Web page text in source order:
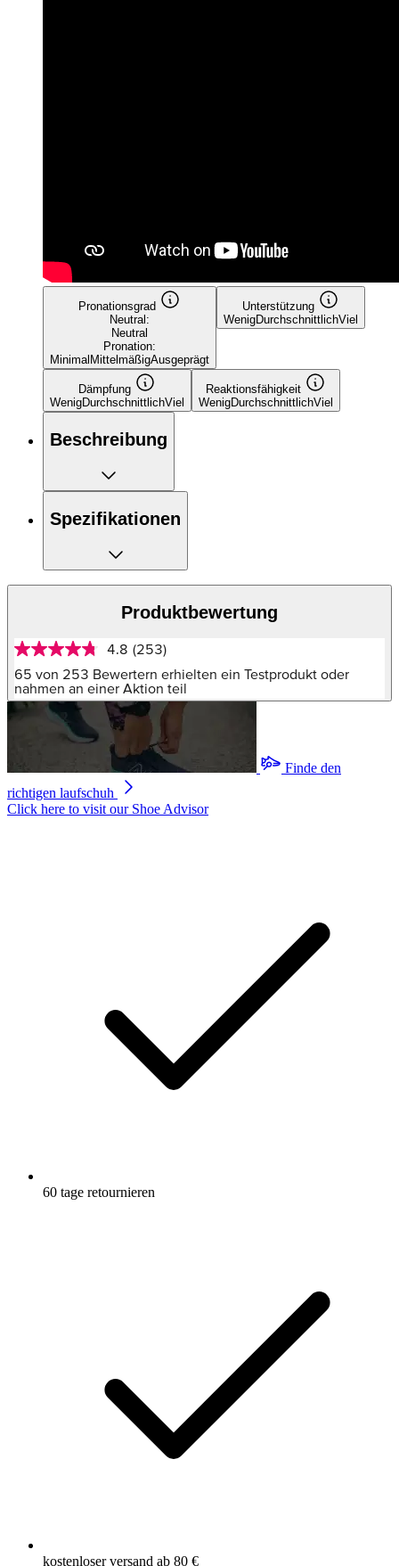
Pronationsgrad
Neutral:
Neutral
Pronation:
Minimal MittelmäßigAusgeprägt
Unterstützung
WenigDurchschnittlichViel
Dämpfung
WenigDurchschnittlichViel
Reaktionsfähigkeit
WenigDurchschnittlichViel
Beschreibung
Spezifikationen
Produktbewertung
4.8
von
5
Sternen,
Durchschnittswert
Bewertung.
253
Link
auf
4.8 (253)
65 von 253 Bewertern erhielten ein Testprodukt oder
nahmen an einer Aktion teil
Finde den
richtigen laufschuh
Click here to visit our Shoe Advisor
60 tage retournieren
kostenloser versand ab 80 €